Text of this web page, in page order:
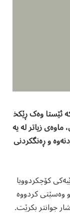
ئێستا وەک ڕێکخ
زیاتر لە یە
و ڕەنگکردنی
کۆچکردوویا
وەسێتی کردووە
جوانتر بکرێت.